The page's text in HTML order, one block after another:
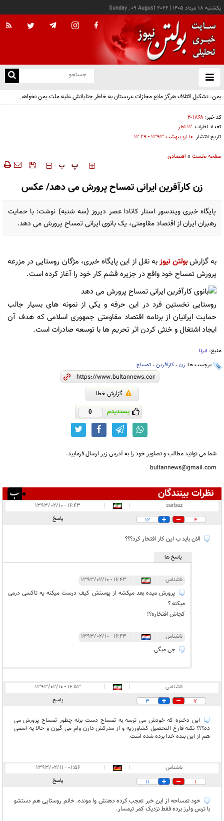
يکشنبه ۱۸ مرداد ۱۴۰۵ |
Sunday , 09 August 2026
باز
و
یمن: تشکیل ائتلاف هرگز مانع مجازات عربستان به خاطر جنایاتش علیه ملت یمن نخواهد شد
کد خبر: ۲۰۱۸۶۸
تعداد نظرات: ۱۲ نظر
تاریخ انتشار: ۱۰ ارديبهشت ۱۳۹۳ - ۱۲:۲۹
صفحه نخست » اقتصادی
‍‍‍ پ پ
زن کارآفرین ایرانی تمساح پرورش می دهد/ عکس
پایگاه خبری ویندسور استار کانادا عصر دیروز (سه شنبه) نوشت: با حمایت
رهبران ایران از اقتصاد مقاومتی، یک بانوی ایرانی تمساح پرورش می دهد.
به گزارشبولتن نیوزبه نقل از این پایگاه خبری، مژگان روستایی در مزرعه
پرورش تمساح خود واقع در جزیره قشم کار خود را آغاز کرده است.
روستایی نخستین فرد در این حرفه و یکی از نمونه های بسیار جالب
حمایت ایرانیان از برنامه اقتصاد مقاومتی جمهوری اسلامی که هدف آن
ایجاد اشتغال و خنثی کردن اثر تحریم ها با توسعه صادرات است.
منبع: ایرنا
برچسب ها: زن ، کارآفرین ، تمساح
گزارش خطا
پسندیدم 0
شما می توانید مطالب و تصاویر خود را به آدرس زیر ارسال فرمایید.
bultannews@gmail.com
نظرات بینندگان
در انتظار بررسی:
sarbaz
|
|
۱۶:۴۳ - ۱۳۹۳/۰۲/۱۰
4
12 پاسخ
الان باید ب این کار افتخار کرد؟؟؟
پاسخ ها
ناشناس ۱۶:۴۳ - ۱۳۹۳/۰۲/۱۰
پرورش میده بعد میکشه از پوستش کیف درست میکنه یه تاکسی درمی
میکنه ؟
کجاش افتخاره؟!
ناشناس ۱۶:۴۳ - ۱۳۹۳/۰۲/۱۰
چی میگی
ناشناس |
|
۱۶:۵۳ - ۱۳۹۳/۰۲/۱۰
7
3 پاسخ
این دختره که خودش می ترسه به تمساح دست بزنه چطور تمساح پرورش می
ده؟؟؟ نکنه فارغ التحصیل کشاورزیه و از مدرکش دارن وام می گیرن و حالا یه اسمی
هم از این بنده خدا برده شده است
ناشناس |
|
۰۱:۵۶ - ۱۳۹۳/۰۲/۱۱
1
11 پاسخ
خود تمساحه از این خبر تعجب کرده دهنش وا مونده. خانم روستایی هم دستشو
با ترس ولرز برده فقط نزدیک کمر تیمسار.